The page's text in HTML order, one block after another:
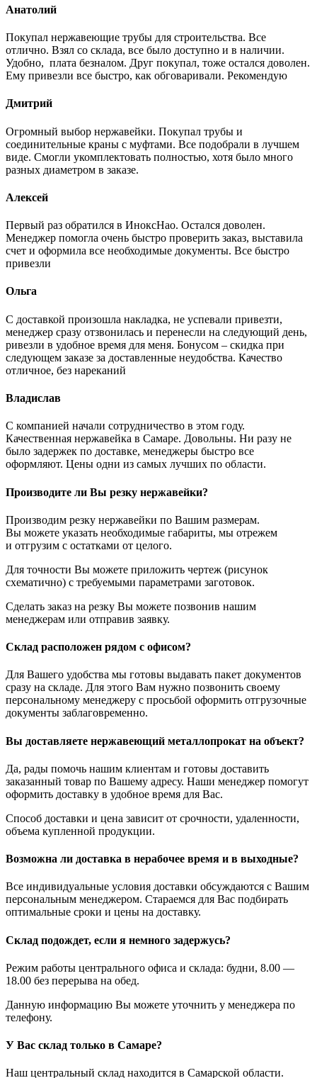
Анатолий
Покупал нержавеющие трубы для строительства. Все
отлично. Взял со склада, все было доступно и в наличии.
Удобно, плата безналом. Друг покупал, тоже остался доволен.
Ему привезли все быстро, как обговаривали. Рекомендую
Дмитрий
Огромный выбор нержавейки. Покупал трубы и
соединительные краны с муфтами. Все подобрали в лучшем
виде. Смогли укомплектовать полностью, хотя было много
разных диаметром в заказе.
Алексей
Первый раз обратился в ИноксНао. Остался доволен.
Менеджер помогла очень быстро проверить заказ, выставила
счет и оформила все необходимые документы. Все быстро
привезли
Ольга
С доставкой произошла накладка, не успевали привезти,
менеджер сразу отзвонилась и перенесли на следующий день,
ривезли в удобное время для меня. Бонусом – скидка при
следующем заказе за доставленные неудобства. Качество
отличное, без нареканий
Владислав
С компанией начали сотрудничество в этом году.
Качественная нержавейка в Самаре. Довольны. Ни разу не
было задержек по доставке, менеджеры быстро все
оформляют. Цены одни из самых лучших по области.
Производите ли Вы резку нержавейки?
Производим резку нержавейки по Вашим размерам.
Вы можете указать необходимые габариты, мы отрежем
и отгрузим с остатками от целого.
Для точности Вы можете приложить чертеж (рисунок
схематично) с требуемыми параметрами заготовок.
Сделать заказ на резку Вы можете позвонив нашим
менеджерам или отправив заявку.
Склад расположен рядом с офисом?
Для Вашего удобства мы готовы выдавать пакет документов
сразу на складе. Для этого Вам нужно позвонить своему
персональному менеджеру с просьбой оформить отгрузочные
документы заблаговременно.
Вы доставляете нержавеющий металлопрокат на объект?
Да, рады помочь нашим клиентам и готовы доставить
заказанный товар по Вашему адресу. Наши менеджер помогут
оформить доставку в удобное время для Вас.
Способ доставки и цена зависит от срочности, удаленности,
объема купленной продукции.
Возможна ли доставка в нерабочее время и в выходные?
Все индивидуальные условия доставки обсуждаются с Вашим
персональным менеджером. Стараемся для Вас подбирать
оптимальные сроки и цены на доставку.
Склад подождет, если я немного задержусь?
Режим работы центрального офиса и склада: будни, 8.00 —
18.00 без перерыва на обед.
Данную информацию Вы можете уточнить у менеджера по
телефону.
У Вас склад только в Самаре?
Наш центральный склад находится в Самарской области.